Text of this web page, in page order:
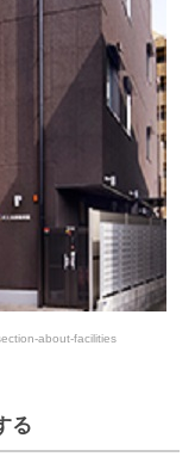
about-facilities
る